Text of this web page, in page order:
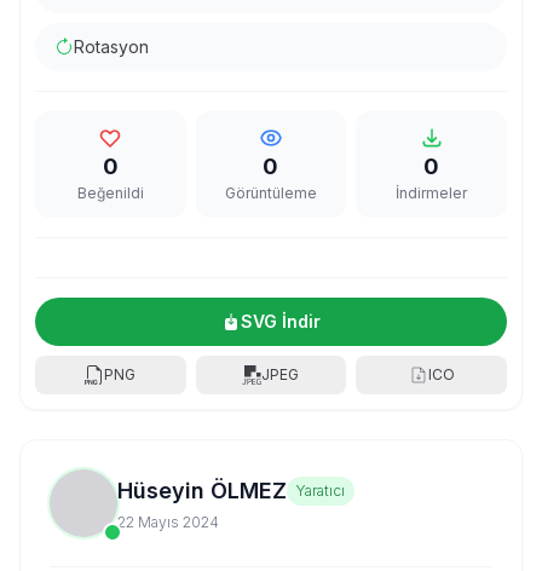
Rotasyon
0
Beğenildi
0
Görüntüleme
0
İndirmeler
SVG İndir
PNG JPEG ICO
Hüseyin ÖLMEZ Yaratıcı
22 Mayıs 2024